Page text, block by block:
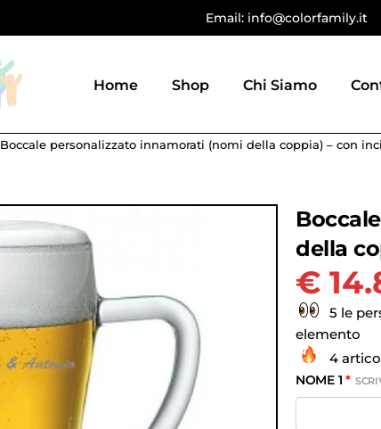
Email: info@colorfamily.it
Home Shop Chi Siamo
Boccale personalizzato innamorati (nomi della coppia) – con
della
€
5 le
elemento
4
NOME 1 *